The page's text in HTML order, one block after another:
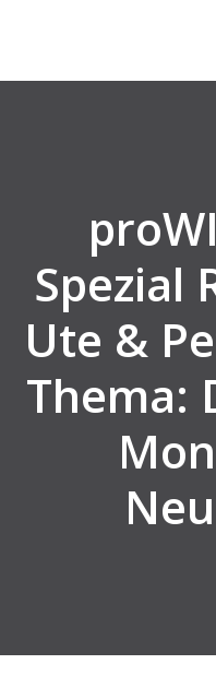
Spezial
Ute &
Thema: